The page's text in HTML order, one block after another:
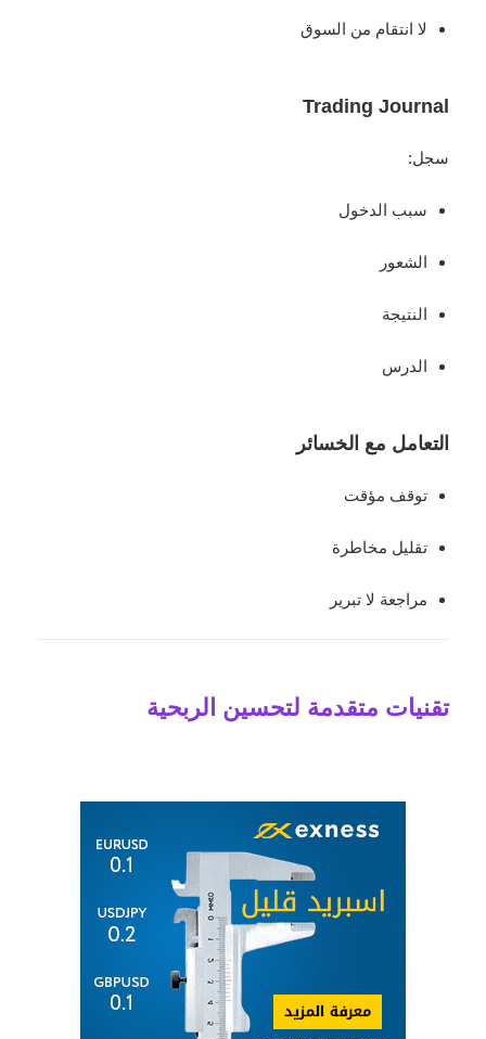
لا انتقام من السوق
Trading Journal
سجل:
سبب الدخول
الشعور
النتيجة
الدرس
التعامل مع الخسائر
توقف مؤقت
تقليل مخاطرة
مراجعة لا تبرير
تقنيات متقدمة لتحسين الربحية